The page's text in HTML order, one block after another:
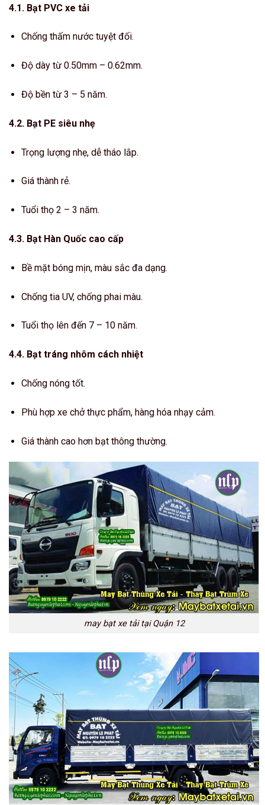
4.1. Bạt PVC xe tải
Chống thấm nước tuyệt đối.
Độ dày từ 0.50mm – 0.62mm.
Độ bền từ 3 – 5 năm.
4.2. Bạt PE siêu nhẹ
Trọng lượng nhẹ, dễ tháo lắp.
Giá thành rẻ.
Tuổi thọ 2 – 3 năm.
4.3. Bạt Hàn Quốc cao cấp
Bề mặt bóng mịn, màu sắc đa dạng.
Chống tia UV, chống phai màu.
Tuổi thọ lên đến 7 – 10 năm.
4.4. Bạt tráng nhôm cách nhiệt
Chống nóng tốt.
Phù hợp xe chở thực phẩm, hàng hóa nhạy cảm.
Giá thành cao hơn bạt thông thường.
may bạt xe tải tại Quận 12